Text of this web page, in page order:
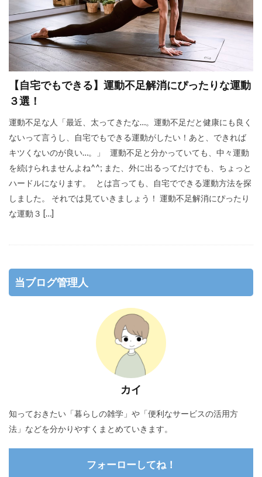
【自宅でもできる】運動不足解消にぴったりな運動
３選！
運動不足な人「最近、太ってきたな…。運動不足だと健康にも良く
ないって言うし、自宅でもできる運動がしたい！あと、できれば
キツくないのが良い…。」 運動不足と分かっていても、中々運動
を続けられませんよね^^; また、外に出るってだけでも、ちょっと
ハードルになります。 とは言っても、自宅でできる運動方法を探
しました。 それでは見ていきましょう！ 運動不足解消にぴったり
な運動３ […]
当ブログ管理人
カイ
知っておきたい「暮らしの雑学」や「便利なサービスの活用方
法」などを分かりやすくまとめていきます。
フォーローしてね！